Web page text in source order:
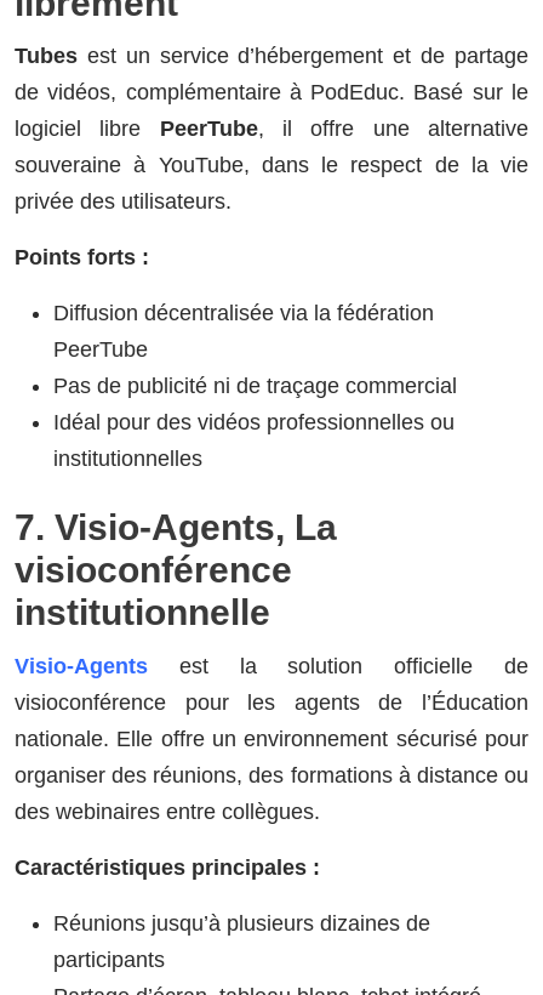
Tubes est un service d’hébergement et de partage
de vidéos, complémentaire à PodEduc. Basé sur le
logiciel libre PeerTube, il offre une alternative
souveraine à YouTube, dans le respect de la vie
privée des utilisateurs.
Points forts :
Diffusion décentralisée via la fédération
PeerTube
Pas de publicité ni de traçage commercial
Idéal pour des vidéos professionnelles ou
institutionnelles
7. Visio-Agents, La
visioconférence
institutionnelle
Visio-Agents
est la solution officielle de
visioconférence pour les agents de l’Éducation
nationale. Elle offre un environnement sécurisé pour
organiser des réunions, des formations à distance ou
des webinaires entre collègues.
Caractéristiques principales :
Réunions jusqu’à plusieurs dizaines de
participants